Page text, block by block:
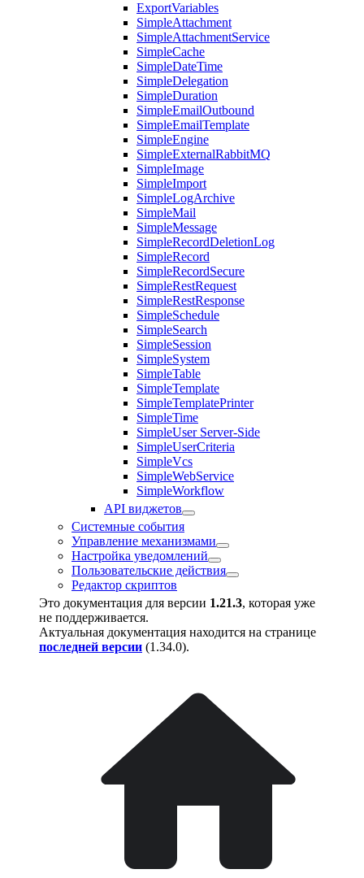
ExportVariables
SimpleAttachment
SimpleAttachmentService
SimpleCache
SimpleDateTime
SimpleDelegation
SimpleDuration
SimpleEmailOutbound
SimpleEmailTemplate
SimpleEngine
SimpleExternalRabbitMQ
SimpleImage
SimpleImport
SimpleLogArchive
SimpleMail
SimpleMessage
SimpleRecordDeletionLog
SimpleRecord
SimpleRecordSecure
SimpleRestRequest
SimpleRestResponse
SimpleSchedule
SimpleSearch
SimpleSession
SimpleSystem
SimpleTable
SimpleTemplate
SimpleTemplatePrinter
SimpleTime
SimpleUser Server-Side
SimpleUserCriteria
SimpleVcs
SimpleWebService
SimpleWorkflow
API виджетов
Системные события
Управление механизмами
Настройка уведомлений
Пользовательские действия
Редактор скриптов
Это документация для версии 1.21.3, которая уже
не поддерживается.
Актуальная документация находится на странице
последней версии (1.34.0).